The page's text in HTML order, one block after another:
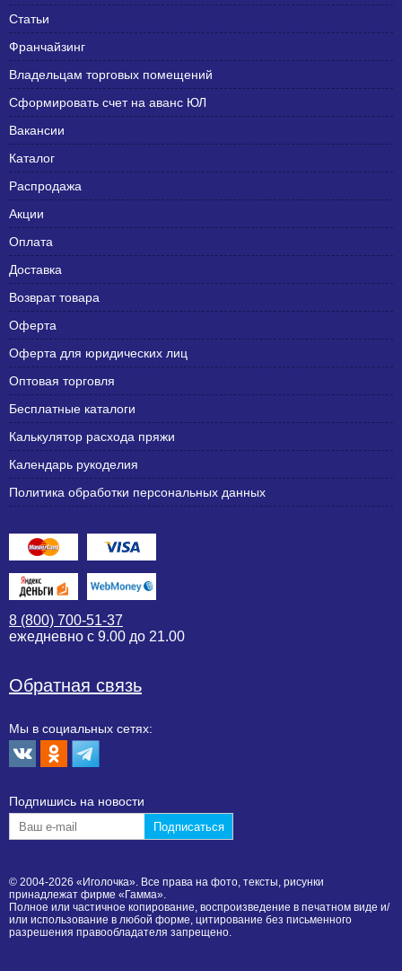
Статьи
Франчайзинг
Владельцам торговых помещений
Сформировать счет на аванс ЮЛ
Вакансии
Каталог
Распродажа
Акции
Оплата
Доставка
Возврат товара
Оферта
Оферта для юридических лиц
Оптовая торговля
Бесплатные каталоги
Калькулятор расхода пряжи
Календарь рукоделия
Политика обработки персональных данных
8 (800) 700-51-37
ежедневно с 9.00 до 21.00
Обратная связь
Мы в социальных сетях:
Подпишиcь на новости
© 2004-2026 «Иголочка». Все права на фото, тексты, рисунки
принадлежат фирме «Гамма».
Полное или частичное копирование, воспроизведение в печатном виде и/
или использование в любой форме, цитирование без письменного
разрешения правообладателя запрещено.